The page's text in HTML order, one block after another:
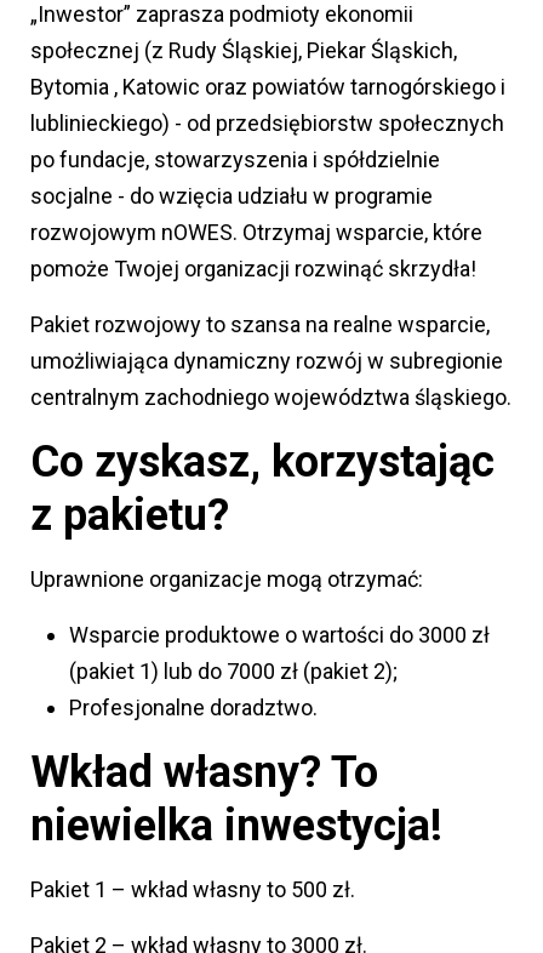
„Inwestor” zaprasza podmioty ekonomii
społecznej (z Rudy Śląskiej, Piekar Śląskich,
Bytomia , Katowic oraz powiatów tarnogórskiego i
lublinieckiego) - od przedsiębiorstw społecznych
po fundacje, stowarzyszenia i spółdzielnie
socjalne - do wzięcia udziału w programie
rozwojowym nOWES. Otrzymaj wsparcie, które
pomoże Twojej organizacji rozwinąć skrzydła!
Pakiet rozwojowy to szansa na realne wsparcie,
umożliwiająca dynamiczny rozwój w subregionie
centralnym zachodniego województwa śląskiego.
Co zyskasz, korzystając
z pakietu?
Uprawnione organizacje mogą otrzymać:
Wsparcie produktowe o wartości do 3000 zł
(pakiet 1) lub do 7000 zł (pakiet 2);
Profesjonalne doradztwo.
Wkład własny? To
niewielka inwestycja!
Pakiet 1 – wkład własny to 500 zł.
Pakiet 2 – wkład własny to 3000 zł.